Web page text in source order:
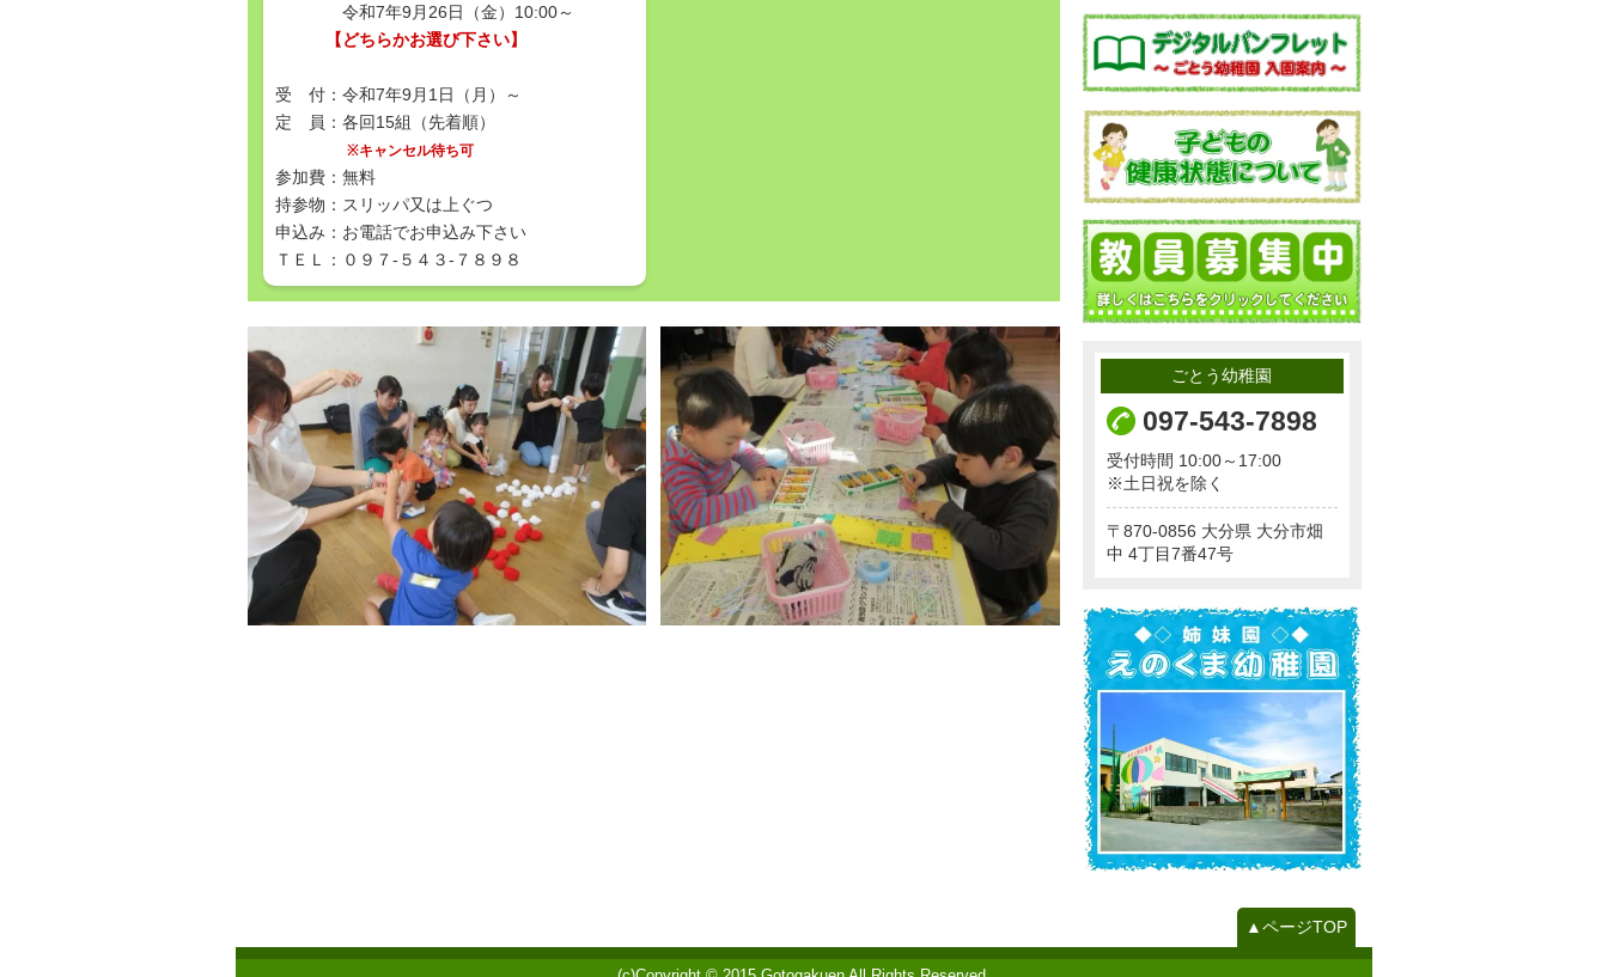
令和7年9月26日（金）10:00～
【どちらかお選び下さい】
受 付：令和7年9月1日（月）～
定 員：各回15組（先着順）
※キャンセル待ち可
参加費：無料
持参物：スリッパ又は上ぐつ
申込み：お電話でお申込み下さい
ＴＥＬ：０９７-５４３-７８９８
ごとう幼稚園
097-543-7898
受付時間 10:00～17:00
※土日祝を除く
870-0856 大分県 大分市畑
中 4丁目7番47号
▲ページTOP